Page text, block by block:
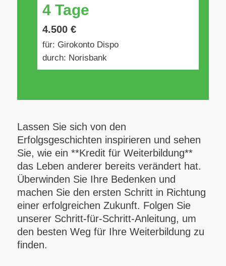
4 Tage
4.500 €
für: Girokonto Dispo
durch: Norisbank
Lassen Sie sich von den
Erfolgsgeschichten inspirieren und sehen
Sie, wie ein **Kredit für Weiterbildung**
das Leben anderer bereits verändert hat.
Überwinden Sie Ihre Bedenken und
machen Sie den ersten Schritt in Richtung
einer erfolgreichen Zukunft. Folgen Sie
unserer Schritt-für-Schritt-Anleitung, um
den besten Weg für Ihre Weiterbildung zu
finden.